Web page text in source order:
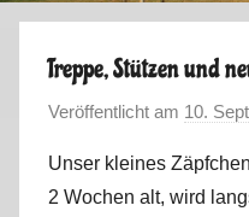
Treppe, Stützen und
Veröffentlicht am 10.
Unser kleines
2 Wochen alt, wird